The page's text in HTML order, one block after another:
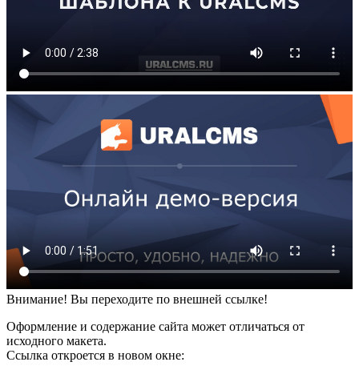
Внимание! Вы переходите по внешней ссылке!
Оформление и содержание сайта может отличаться от
исходного макета.
Ссылка откроется в новом окне: